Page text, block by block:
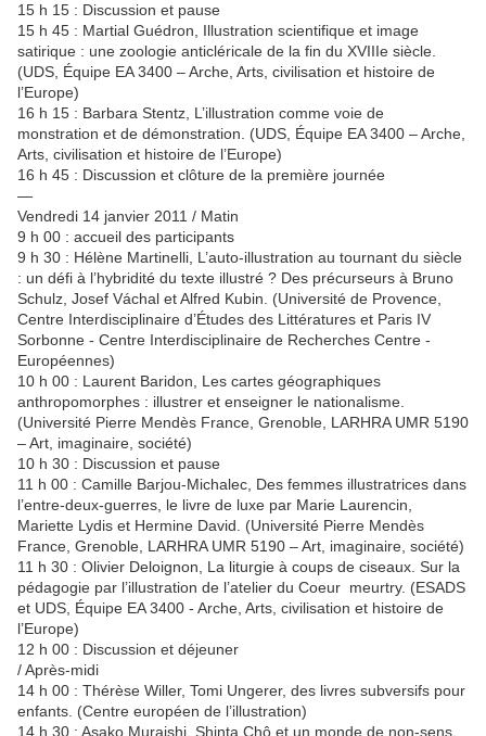
15 h 15 : Discussion et pause
15 h 45 : Martial Guédron, Illustration scientifique et image
satirique : une zoologie anticléricale de la fin du XVIIIe siècle.
(UDS, Équipe EA 3400 – Arche, Arts, civilisation et histoire de
l’Europe)
16 h 15 : Barbara Stentz, L’illustration comme voie de
monstration et de démonstration. (UDS, Équipe EA 3400 – Arche,
Arts, civilisation et histoire de l’Europe)
16 h 45 : Discussion et clôture de la première journée
—
Vendredi 14 janvier 2011 / Matin
9 h 00 : accueil des participants
9 h 30 : Hélène Martinelli, L’auto-illustration au tournant du siècle
: un défi à l’hybridité du texte illustré ? Des précurseurs à Bruno
Schulz, Josef Váchal et Alfred Kubin. (Université de Provence,
Centre Interdisciplinaire d’Études des Littératures et Paris IV
Sorbonne - Centre Interdisciplinaire de Recherches Centre -
Européennes)
10 h 00 : Laurent Baridon, Les cartes géographiques
anthropomorphes : illustrer et enseigner le nationalisme.
(Université Pierre Mendès France, Grenoble, LARHRA UMR 5190
– Art, imaginaire, société)
10 h 30 : Discussion et pause
11 h 00 : Camille Barjou-Michalec, Des femmes illustratrices dans
l’entre-deux-guerres, le livre de luxe par Marie Laurencin,
Mariette Lydis et Hermine David. (Université Pierre Mendès
France, Grenoble, LARHRA UMR 5190 – Art, imaginaire, société)
11 h 30 : Olivier Deloignon, La liturgie à coups de ciseaux. Sur la
pédagogie par l’illustration de l’atelier du Coeur meurtry. (ESADS
et UDS, Équipe EA 3400 - Arche, Arts, civilisation et histoire de
l’Europe)
12 h 00 : Discussion et déjeuner
/ Après-midi
14 h 00 : Thérèse Willer, Tomi Ungerer, des livres subversifs pour
enfants. (Centre européen de l’illustration)
14 h 30 : Asako Muraishi, Shinta Chô et un monde de non-sens.